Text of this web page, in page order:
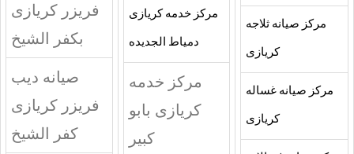
مركز صيانه ثلاجه
كريازى
مركز صيانه غساله
كريازى
مركز خدمه كريازى
دمياط الجديده
مركز خدمه
كريازى بابو
كبير
فريزر كريازى
بكفر الشيخ
صيانه ديب
فريزر كريازى
كفر الشيخ